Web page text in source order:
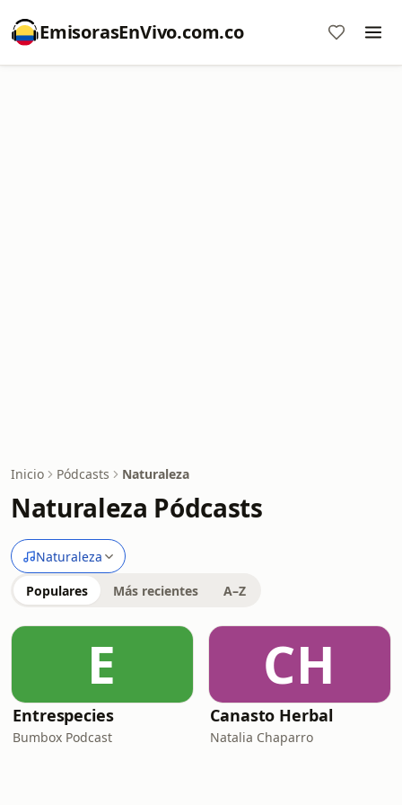
EmisorasEnVivo.com.co
Inicio Pódcasts Naturaleza
Naturaleza Pódcasts
Naturaleza
Populares Más recientes A–Z
E
Entrespecies
Bumbox Podcast
CH
Canasto Herbal
Natalia Chaparro